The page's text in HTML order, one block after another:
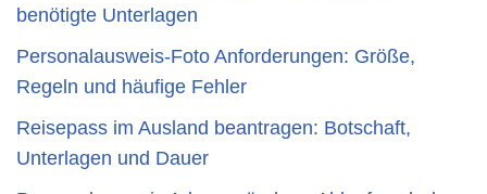
benötigte Unterlagen
Personalausweis-Foto Anforderungen: Größe,
Regeln und häufige Fehler
Reisepass im Ausland beantragen: Botschaft,
Unterlagen und Dauer